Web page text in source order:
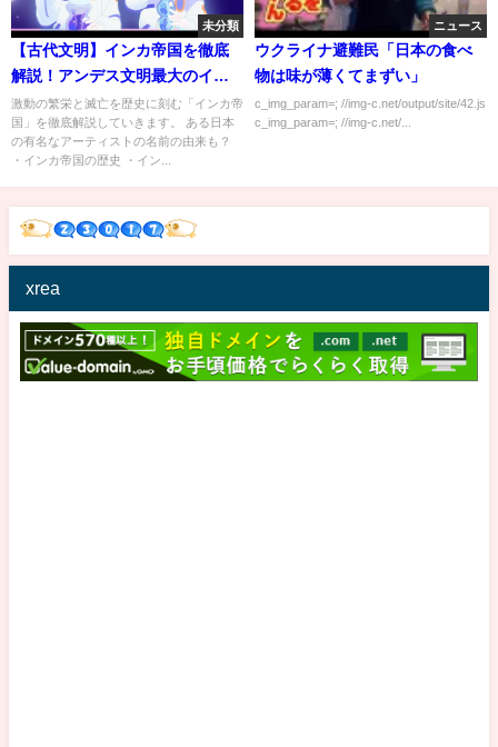
未分類
【古代文明】インカ帝国を徹底
解説！アンデス文明最大のイン
カ文明の繁栄と滅亡
激動の繁栄と滅亡を歴史に刻む「インカ帝
国」を徹底解説していきます。 ある日本
の有名なアーティストの名前の由来も？
・インカ帝国の歴史 ・イン...
ニュース
ウクライナ避難民「日本の食べ
物は味が薄くてまずい」
c_img_param=; //img-c.net/output/site/42.js
c_img_param=; //img-c.net/...
xrea